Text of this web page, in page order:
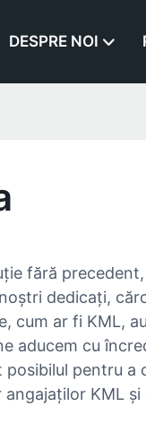
DESPRE NOI
fără
dedicați,
cum ar fi KML,
aducem cu
pentru
KML și